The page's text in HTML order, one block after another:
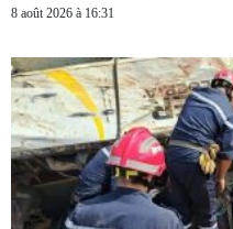
8 août 2026 à 16:31